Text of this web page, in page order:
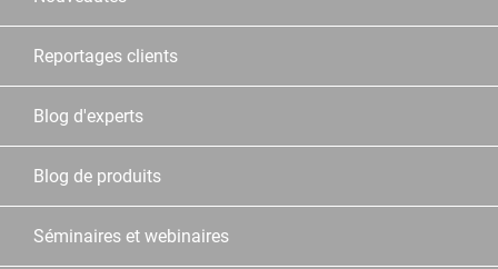
Reportages clients
Blog d'experts
Blog de produits
Séminaires et webinaires